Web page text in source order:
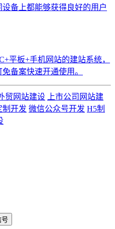
备上都能够获得良好的用户
平板+手机网站的建站系统，
备案快速开通使用。
贸网站建设
上市公司网站建
制开发 微信公众号开发 H5制
号